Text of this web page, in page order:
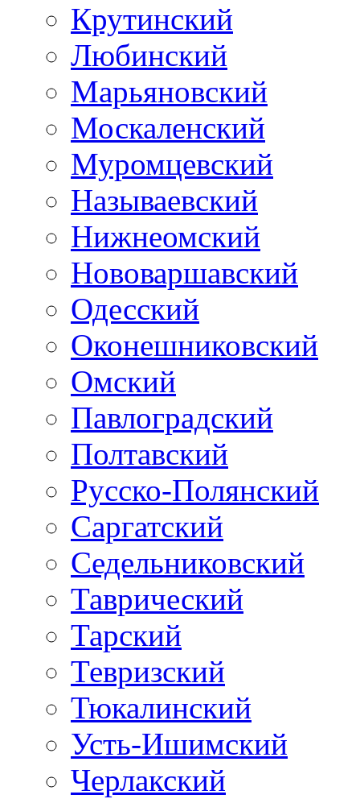
Крутинский
Любинский
Марьяновский
Москаленский
Муромцевский
Называевский
Нижнеомский
Нововаршавский
Одесский
Оконешниковский
Омский
Павлоградский
Полтавский
Русско-Полянский
Саргатский
Седельниковский
Таврический
Тарский
Тевризский
Тюкалинский
Усть-Ишимский
Черлакский